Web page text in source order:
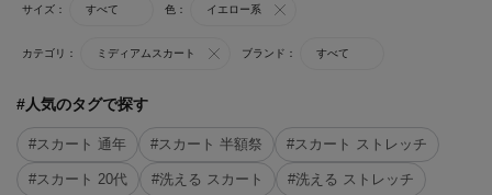
サイズ： すべて 色： イエロー系
カテゴリ： ミディアムスカート ブランド： すべて
#人気のタグで探す
#スカート 通年 #スカート 半額祭 #スカート ストレッチ
#スカート 20代 #洗える スカート #洗える ストレッチ